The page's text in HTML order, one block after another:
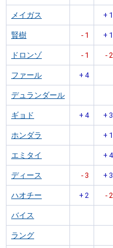
メイガス + 1
賢樹 - 1 + 1
ドロンゾ - 1 -2
ファール + 4
デュランダール
ギョド + 4 + 3
ホンダラ + 1
エミタイ + 4
ディース - 3 + 3
ハオチー + 2 -2
バイス
ラング